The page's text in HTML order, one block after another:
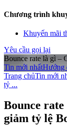
Chương trình
Khuyến mãi
Yêu cầu gọi lại
Bounce rate là gì –
Tin mới nhấtHướng
Trang chủTin mới
tỷ ...
Bounce
giảm tỷ lệ